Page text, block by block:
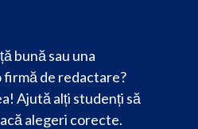
bună sau una
firmă de redactare?
Ajută alți studenți să
alegeri corecte.